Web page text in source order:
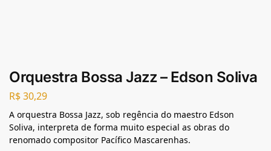
Orquestra Bossa Jazz – Edson Soliva
R$30,29
A orquestra Bossa Jazz, sob regência do maestro Edson
Soliva, interpreta de forma muito especial as obras do
renomado compositor Pacífico Mascarenhas.